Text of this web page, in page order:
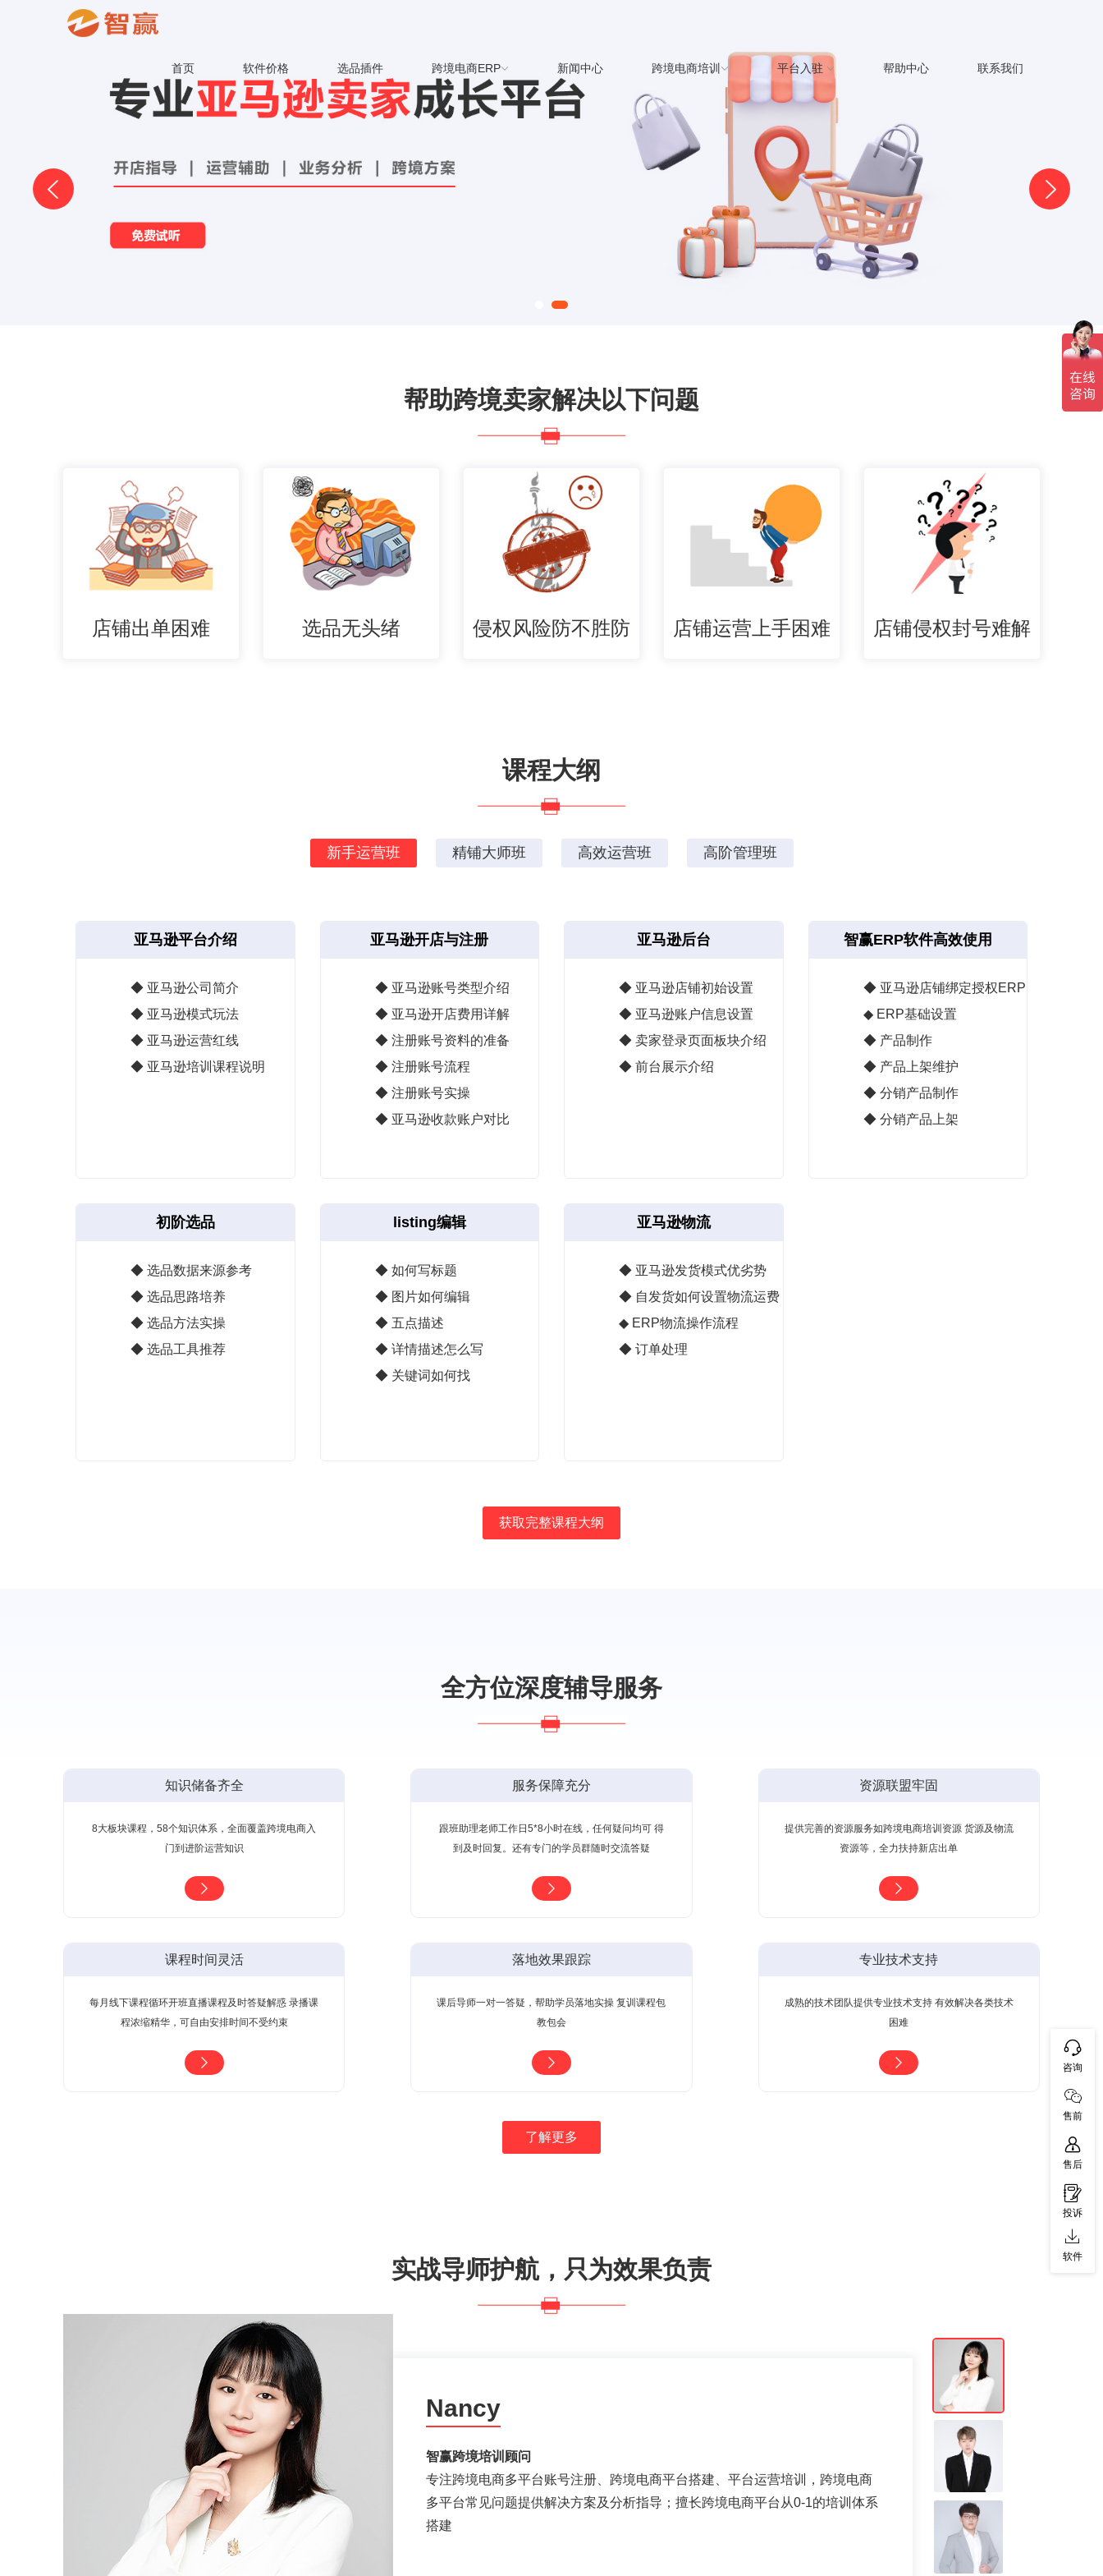
首页 软件价格 选品插件 跨境电商ERP 新闻中心 跨境电商培训 平台入驻 帮助中心 联系我们
帮助跨境卖家解决以下问题
店铺出单困难 选品无头绪 侵权风险防不胜防 店铺运营上手困难 店铺侵权封号难解
课程大纲
新手运营班 精铺大师班 高效运营班 高阶管理班
亚马逊平台介绍
◆ 亚马逊公司简介
◆ 亚马逊模式玩法
◆ 亚马逊运营红线
◆ 亚马逊培训课程说明
亚马逊开店与注册
◆ 亚马逊账号类型介绍
◆ 亚马逊开店费用详解
◆ 注册账号资料的准备
◆ 注册账号流程
◆ 注册账号实操
◆ 亚马逊收款账户对比
亚马逊后台
◆ 亚马逊店铺初始设置
◆ 亚马逊账户信息设置
◆ 卖家登录页面板块介绍
◆ 前台展示介绍
智赢ERP软件高效使用
◆ 亚马逊店铺绑定授权ERP
◆ ERP基础设置
◆ 产品制作
◆ 产品上架维护
◆ 分销产品制作
◆ 分销产品上架
初阶选品
◆ 选品数据来源参考
◆ 选品思路培养
◆ 选品方法实操
◆ 选品工具推荐
listing编辑
◆ 如何写标题
◆ 图片如何编辑
◆ 五点描述
◆ 详情描述怎么写
◆ 关键词如何找
亚马逊物流
◆ 亚马逊发货模式优劣势
◆ 自发货如何设置物流运费
◆ ERP物流操作流程
◆ 订单处理
获取完整课程大纲
全方位深度辅导服务
知识储备齐全
8大板块课程，58个知识体系，全面覆盖跨境电商入
门到进阶运营知识
服务保障充分
跟班助理老师工作日5*8小时在线，任何疑问均可 得
到及时回复。还有专门的学员群随时交流答疑
资源联盟牢固
提供完善的资源服务如跨境电商培训资源 货源及物流
资源等，全力扶持新店出单
课程时间灵活
每月线下课程循环开班直播课程及时答疑解惑 录播课
程浓缩精华，可自由安排时间不受约束
落地效果跟踪
课后导师一对一答疑，帮助学员落地实操 复训课程包
教包会
专业技术支持
成熟的技术团队提供专业技术支持 有效解决各类技术
困难
了解更多
实战导师护航，只为效果负责
Nancy
智赢跨境培训顾问
专注跨境电商多平台账号注册、跨境电商平台搭建、平台运营培训，跨境电商
多平台常见问题提供解决方案及分析指导；擅长跨境电商平台从0-1的培训体系
搭建
咨询
售前
售后
投诉
软件